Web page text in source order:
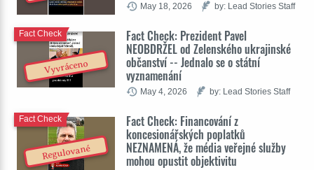
May 18, 2026 by: Lead Stories Staff
Vyvráceno
Fact Check: Prezident Pavel
NEOBDRŽEL od Zelenského ukrajinské
občanství -- Jednalo se o státní
vyznamenání
Fact Check
May 4, 2026 by: Lead Stories Staff
Regulované
Fact Check: Financování z
koncesionářských poplatků
NEZNAMENÁ, že média veřejné služby
mohou opustit objektivitu
Fact Check